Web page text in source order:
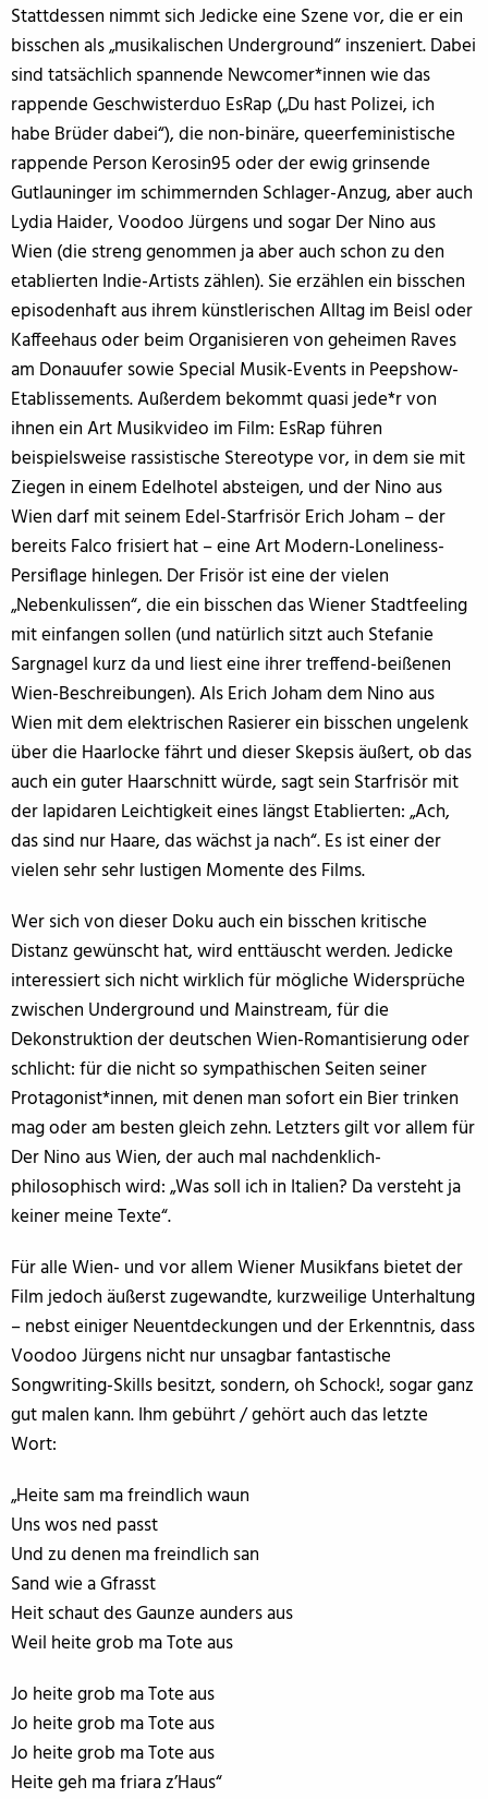
Stattdessen nimmt sich Jedicke eine Szene vor, die er ein
bisschen als „musikalischen Underground“ inszeniert. Dabei
sind tatsächlich spannende Newcomer*innen wie das
rappende Geschwisterduo EsRap („Du hast Polizei, ich
habe Brüder dabei“), die non-binäre, queerfeministische
rappende Person Kerosin95 oder der ewig grinsende
Gutlauninger im schimmernden Schlager-Anzug, aber auch
Lydia Haider, Voodoo Jürgens und sogar Der Nino aus
Wien (die streng genommen ja aber auch schon zu den
etablierten Indie-Artists zählen). Sie erzählen ein bisschen
episodenhaft aus ihrem künstlerischen Alltag im Beisl oder
Kaffeehaus oder beim Organisieren von geheimen Raves
am Donauufer sowie Special Musik-Events in Peepshow-
Etablissements. Außerdem bekommt quasi jede*r von
ihnen ein Art Musikvideo im Film: EsRap führen
beispielsweise rassistische Stereotype vor, in dem sie mit
Ziegen in einem Edelhotel absteigen, und der Nino aus
Wien darf mit seinem Edel-Starfrisör Erich Joham – der
bereits Falco frisiert hat – eine Art Modern-Loneliness-
Persiflage hinlegen. Der Frisör ist eine der vielen
„Nebenkulissen“, die ein bisschen das Wiener Stadtfeeling
mit einfangen sollen (und natürlich sitzt auch Stefanie
Sargnagel kurz da und liest eine ihrer treffend-beißenen
Wien-Beschreibungen). Als Erich Joham dem Nino aus
Wien mit dem elektrischen Rasierer ein bisschen ungelenk
über die Haarlocke fährt und dieser Skepsis äußert, ob das
auch ein guter Haarschnitt würde, sagt sein Starfrisör mit
der lapidaren Leichtigkeit eines längst Etablierten: „Ach,
das sind nur Haare, das wächst ja nach“. Es ist einer der
vielen sehr sehr lustigen Momente des Films.
Wer sich von dieser Doku auch ein bisschen kritische
Distanz gewünscht hat, wird enttäuscht werden. Jedicke
interessiert sich nicht wirklich für mögliche Widersprüche
zwischen Underground und Mainstream, für die
Dekonstruktion der deutschen Wien-Romantisierung oder
schlicht: für die nicht so sympathischen Seiten seiner
Protagonist*innen, mit denen man sofort ein Bier trinken
mag oder am besten gleich zehn. Letzters gilt vor allem für
Der Nino aus Wien, der auch mal nachdenklich-
philosophisch wird: „Was soll ich in Italien? Da versteht ja
keiner meine Texte“.
Für alle Wien- und vor allem Wiener Musikfans bietet der
Film jedoch äußerst zugewandte, kurzweilige Unterhaltung
– nebst einiger Neuentdeckungen und der Erkenntnis, dass
Voodoo Jürgens nicht nur unsagbar fantastische
Songwriting-Skills besitzt, sondern, oh Schock!, sogar ganz
gut malen kann. Ihm gebührt / gehört auch das letzte
Wort:
„Heite sam ma freindlich waun
Uns wos ned passt
Und zu denen ma freindlich san
Sand wie a Gfrasst
Heit schaut des Gaunze aunders aus
Weil heite grob ma Tote aus
Jo heite grob ma Tote aus
Jo heite grob ma Tote aus
Jo heite grob ma Tote aus
Heite geh ma friara z’Haus“